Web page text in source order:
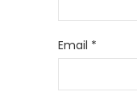
Email *